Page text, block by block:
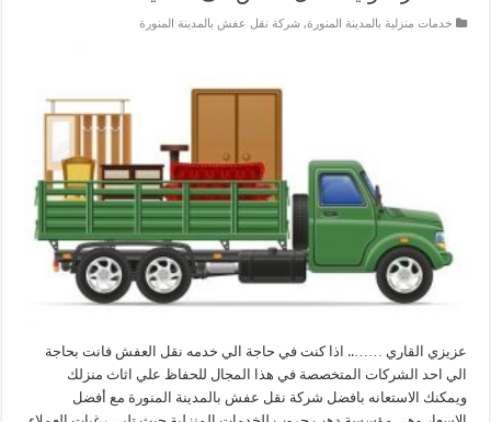
خدمات منزلية بالمدينة المنورة,شركة نقل عفش بالمدينة المنورة
عزيزي القاري …….. اذا كنت في حاجة الي خدمه نقل العفش فانت بحاجة
الي احد الشركات المتخصصة في هذا المجال للحفاظ علي اثاث منزلك
ويمكنك الاستعانه بافضل شركة نقل عفش بالمدينة المنورة مع أفضل